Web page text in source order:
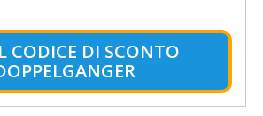
CODICE DI SCONTO